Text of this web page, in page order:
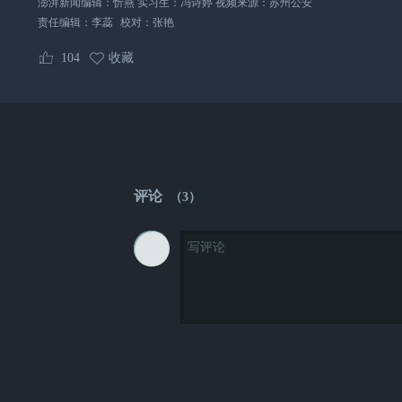
澎湃新闻编辑：忻燕 实习生：冯诗婷 视频来源：苏州公安
责任编辑： 李蕊 校对： 张艳
104 收藏
评论 （3）